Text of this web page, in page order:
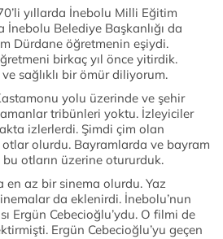
yıllarda İnebolu Milli Eğitim
Belediye Başkanlığı da
Dürdane öğretmenin eşiydi.
birkaç yıl önce yitirdik.
sağlıklı bir ömür diliyorum.
yolu üzerinde ve şehir
tribünleri yoktu. İzleyiciler
izlerlerdi. Şimdi çim olan
otlar olurdu. Bayramlarda ve bayram
otların üzerine otururduk.
en az bir sinema olurdu. Yaz
da eklenirdi. İnebolu’nun
Ergün Cebecioğlu’ydu. O filmi de
Ergün Cebecioğlu’yu geçen